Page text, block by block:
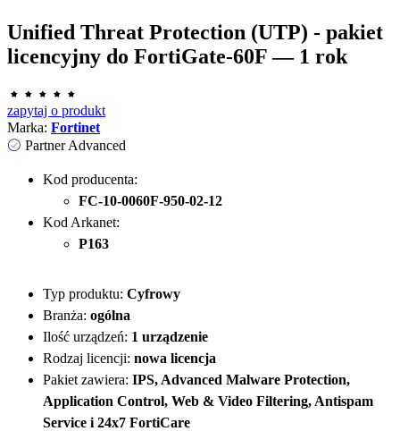
Unified Threat Protection (UTP) - pakiet
licencyjny do FortiGate-60F — 1 rok
zapytaj o produkt
Marka: Fortinet
Partner Advanced
Kod producenta:
FC-10-0060F-950-02-12
Kod Arkanet:
P163
Typ produktu: Cyfrowy
Branża: ogólna
Ilość urządzeń: 1 urządzenie
Rodzaj licencji: nowa licencja
Pakiet zawiera: IPS, Advanced Malware Protection,
Application Control, Web & Video Filtering, Antispam
Service i 24x7 FortiCare